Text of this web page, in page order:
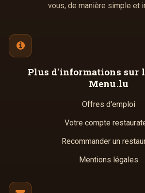
vous, de manière simple et
Plus d'informations sur
Menu.lu
Offres d'emploi
Votre compte
Recommander un
Mentions légales